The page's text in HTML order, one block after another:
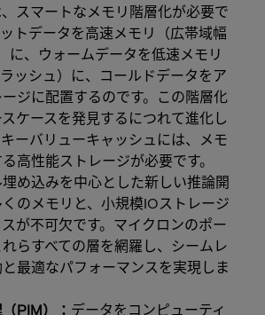
スマートなメモリ階層化が必要で
トデータを高速メモリ（広帯域幅
に、ウォームデータを低速メモリ
ラッシュ）に、コールドデータをア
ジに配置するのです。この階層化
ケースを発見するにつれて進化し
ーバリューキャッシュには、メモ
高性能ストレージが必要です。
め込みを中心とした新しい推論開
のメモリと、小規模IOストレージ
が不可欠です。マイクロンのポー
れらすべての層を網羅し、シームレ
最適なパフォーマンスを実現しま
PIM）： データをコンピューティ